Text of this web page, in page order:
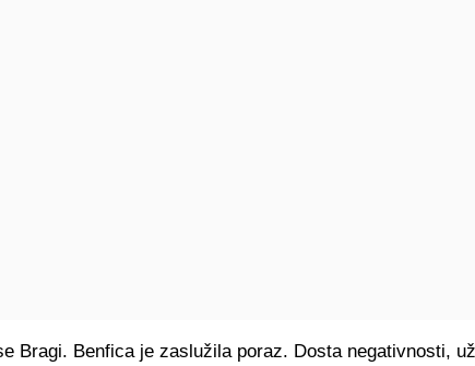
Bragi. Benfica je zaslužila poraz. Dosta negativnosti,